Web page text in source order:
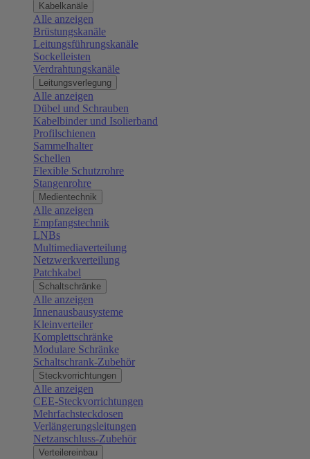
Kabelkanäle
Alle anzeigen
Brüstungskanäle
Leitungsführungskanäle
Sockelleisten
Verdrahtungskanäle
Leitungsverlegung
Alle anzeigen
Dübel und Schrauben
Kabelbinder und Isolierband
Profilschienen
Sammelhalter
Schellen
Flexible Schutzrohre
Stangenrohre
Medientechnik
Alle anzeigen
Empfangstechnik
LNBs
Multimediaverteilung
Netzwerkverteilung
Patchkabel
Schaltschränke
Alle anzeigen
Innenausbausysteme
Kleinverteiler
Komplettschränke
Modulare Schränke
Schaltschrank-Zubehör
Steckvorrichtungen
Alle anzeigen
CEE-Steckvorrichtungen
Mehrfachsteckdosen
Verlängerungsleitungen
Netzanschluss-Zubehör
Verteilereinbau